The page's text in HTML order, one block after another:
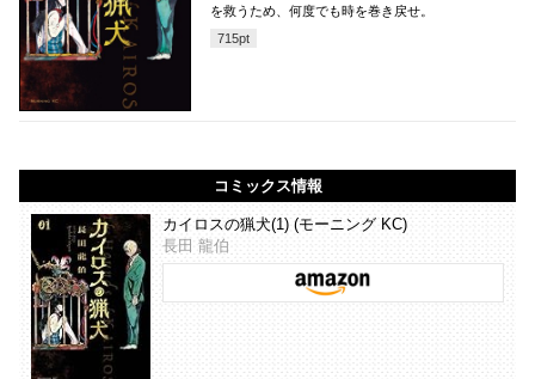
を救うため、何度でも時を巻き戻せ。
715pt
コミックス情報
カイロスの猟犬(1) (モーニング KC)
長田 龍伯